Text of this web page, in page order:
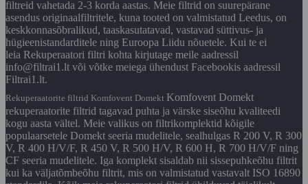
filtreid vahetada 2-3 korda aastas. Meie filtrid on suurepärane
asendus originaalfiltritele, kuna tooted on valmistatud Leedus, on
keskkonnasõbralikud, taaskasutatavad, vastavad süttivus- ja
hügieenistandarditele ning Euroopa Liidu nõuetele. Kui te ei
leia Rekuperaatori filtri kohta kirjutage meile aadressil
info@filtrai1.lt või võtke meiega ühendust Facebookis aadressil
Filtrai1.lt.
Rekuperaatorite filtrid Komfovent Domekt Komfovent Domekt
rekuperaatorite filtrid tagavad puhta ja värske siseõhu kvaliteedi
kogu aasta vältel. Meie valikus on filtrikomplektid kõigile
populaarsetele Domekt seeria mudelitele, sealhulgas R 200 V, R 300
V, R 400 H/V/F, R 450 V, R 500 H/V, R 600 H, R 700 H/V/F ning
CF seeria mudelitele. Iga komplekt sisaldab nii sissepuhkeõhu filtrit
kui ka väljatõmbeõhu filtrit, mis on valmistatud vastavalt ISO 16890